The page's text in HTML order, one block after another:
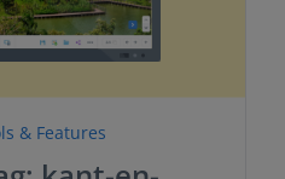
& Features